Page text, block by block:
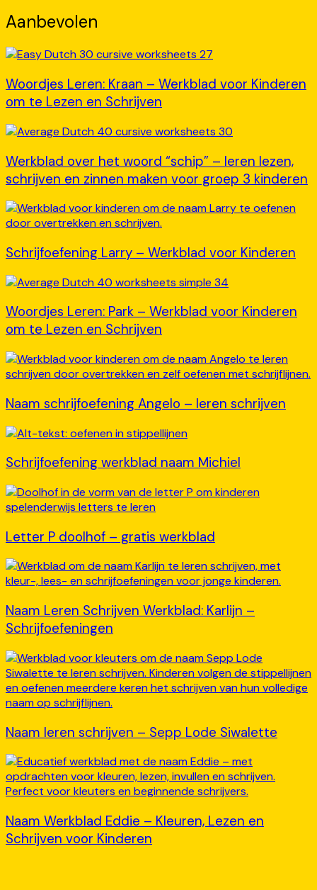
Aanbevolen
Woordjes Leren: Kraan – Werkblad voor Kinderen
om te Lezen en Schrijven
Werkblad over het woord “schip” – leren lezen,
schrijven en zinnen maken voor groep 3 kinderen
Schrijfoefening Larry – Werkblad voor Kinderen
Woordjes Leren: Park – Werkblad voor Kinderen
om te Lezen en Schrijven
Naam schrijfoefening Angelo – leren schrijven
Schrijfoefening werkblad naam Michiel
Letter P doolhof – gratis werkblad
Naam Leren Schrijven Werkblad: Karlijn –
Schrijfoefeningen
Naam leren schrijven – Sepp Lode Siwalette
Naam Werkblad Eddie – Kleuren, Lezen en
Schrijven voor Kinderen